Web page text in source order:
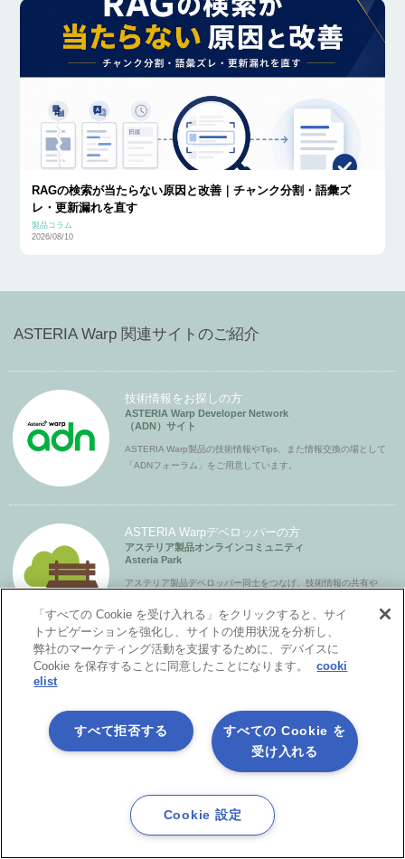
RAGの検索が当たらない原因と改善｜チャンク分割・語彙ズ
レ・更新漏れを直す
製品コラム
2026/08/10
ASTERIA Warp 関連サイトのご紹介
技術情報をお探しの方
ASTERIA Warp Developer Network
（ADN）サイト
ASTERIA Warp製品の技術情報やTips、また情報交換の場として
「ADNフォーラム」をご用意しています。
ASTERIA Warpデベロッパーの方
アステリア製品オンラインコミュニティ
Asteria Park
アステリア製品デベロッパー同士をつなげ、技術情報の共有や
ティです。
ASTERIA Warpユーザーの方
製品更新版や評価版のダウンロード、各種ドキュメントのご提
供、また 技術的なお問合せもこちらで受付ています。
ASTERIA Warpパートナーの方
ASTERIA Warpパートナーサイト
Login
「すべての Cookie を受け入れる」をクリックすると、サイ
トナビゲーションを強化し、サイトの使用状況を分析し、
弊社のマーケティング活動を支援するために、デバイスに
Cookie を保存することに同意したことになります。
cooki
elist
すべての Cookie を
受け入れる
すべて拒否する
Cookie 設定